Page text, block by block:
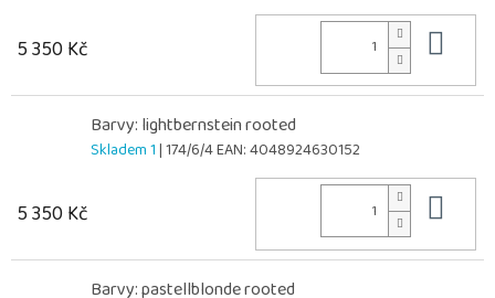
5 350 Kč
Barvy: lightbernstein rooted
Skladem 1| 174/6/4EAN:4048924630152
5 350 Kč
Barvy: pastellblonde rooted